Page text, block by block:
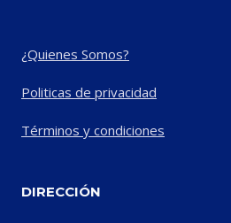
¿Quienes Somos?
Politicas de privacidad
Términos y condiciones
DIRECCIÓN